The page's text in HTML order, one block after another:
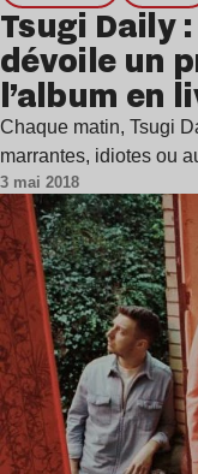
Tsugi Daily
dévoile un
l’album en
Chaque matin, Tsugi
marrantes, idiotes ou
3 mai 2018